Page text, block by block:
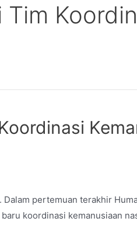
pertemuan terakhir
koordinasi kemanusiaan